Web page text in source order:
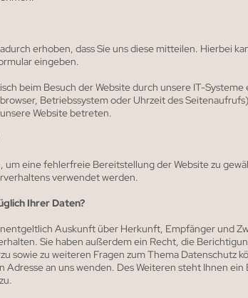
erhoben, dass Sie uns diese mitteilen. Hierbei
eingeben.
beim Besuch der Website durch unsere IT-Systeme
Betriebssystem oder Uhrzeit des
Website betreten.
um eine fehlerfreie Bereitstellung der Website zu
verwendet werden.
Ihrer Daten?
Auskunft über Herkunft, Empfänger und
Sie haben außerdem ein Recht, die
sowie zu weiteren Fragen zum Thema Datenschutz
Adresse an uns wenden. Des Weiteren steht Ihnen